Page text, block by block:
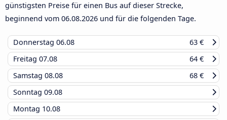
günstigsten Preise für einen Bus auf dieser Strecke,
beginnend vom 06.08.2026 und für die folgenden Tage.
Donnerstag 06.08
63 €
Freitag 07.08
64 €
Samstag 08.08
68 €
Sonntag 09.08
Montag 10.08